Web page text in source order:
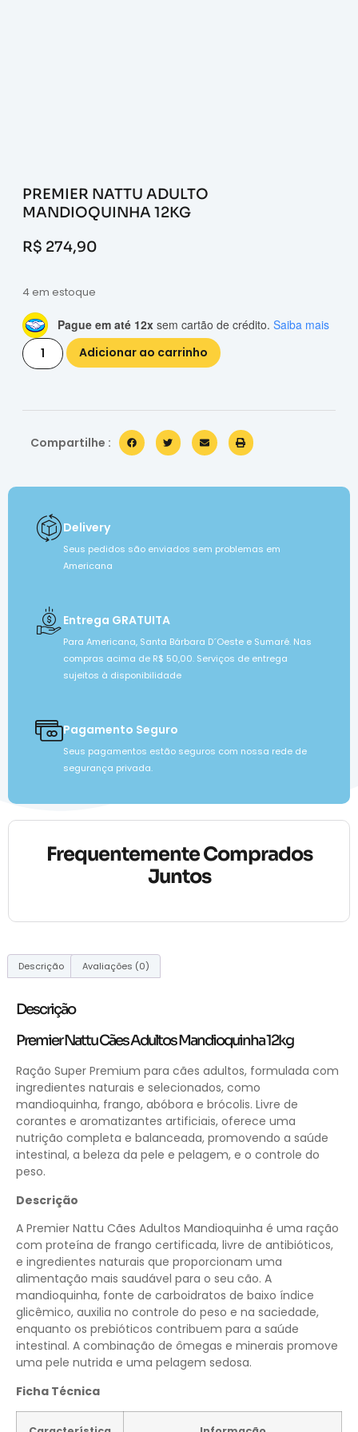
PREMIER NATTU ADULTO
MANDIOQUINHA 12KG
R$ 274,90
4 em estoque
Pague em até 12x sem cartão de crédito. Saiba mais
Adicionar ao carrinho
Compartilhe :
Delivery
Seus pedidos são enviados sem problemas em
Americana
Entrega GRATUITA
Para Americana, Santa Bárbara D´Oeste e Sumaré. Nas
compras acima de R$ 50,00. Serviços de entrega
sujeitos à disponibilidade
Pagamento Seguro
Seus pagamentos estão seguros com nossa rede de
segurança privada.
Frequentemente Comprados
Juntos
Descrição Avaliações (0)
Descrição
Premier Nattu Cães Adultos Mandioquinha 12kg
Ração Super Premium para cães adultos, formulada com
ingredientes naturais e selecionados, como
mandioquinha, frango, abóbora e brócolis. Livre de
corantes e aromatizantes artificiais, oferece uma
nutrição completa e balanceada, promovendo a saúde
intestinal, a beleza da pele e pelagem, e o controle do
peso.
Descrição
A Premier Nattu Cães Adultos Mandioquinha é uma ração
com proteína de frango certificada, livre de antibióticos,
e ingredientes naturais que proporcionam uma
alimentação mais saudável para o seu cão. A
mandioquinha, fonte de carboidratos de baixo índice
glicêmico, auxilia no controle do peso e na saciedade,
enquanto os prebióticos contribuem para a saúde
intestinal. A combinação de ômegas e minerais promove
uma pele nutrida e uma pelagem sedosa.
Ficha Técnica